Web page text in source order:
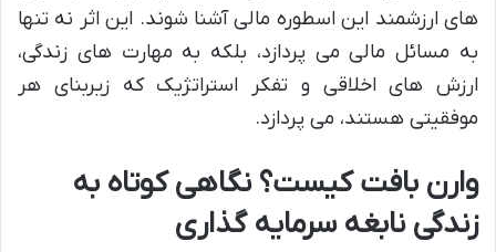
های ارزشمند این اسطوره مالی آشنا شوند. این اثر نه تنها
به مسائل مالی می پردازد، بلکه به مهارت های زندگی،
ارزش های اخلاقی و تفکر استراتژیک که زیربنای هر
موفقیتی هستند، می پردازد.
وارن بافت کیست؟ نگاهی کوتاه به
زندگی نابغه سرمایه گذاری